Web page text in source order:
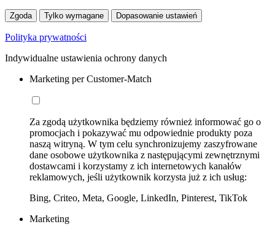
Zgoda Tylko wymagane Dopasowanie ustawień
Polityka prywatności
Indywidualne ustawienia ochrony danych
Marketing per Customer-Match
Za zgodą użytkownika będziemy również informować go o
promocjach i pokazywać mu odpowiednie produkty poza
naszą witryną. W tym celu synchronizujemy zaszyfrowane
dane osobowe użytkownika z następującymi zewnętrznymi
dostawcami i korzystamy z ich internetowych kanałów
reklamowych, jeśli użytkownik korzysta już z ich usług:
Bing, Criteo, Meta, Google, LinkedIn, Pinterest, TikTok
Marketing